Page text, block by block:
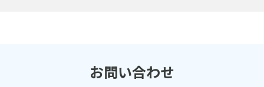
お問い合わせ